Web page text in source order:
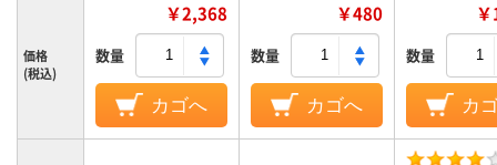
価格
(税込)
￥2,368
数量
カゴへ
￥480
数量
カゴへ
数量
カ